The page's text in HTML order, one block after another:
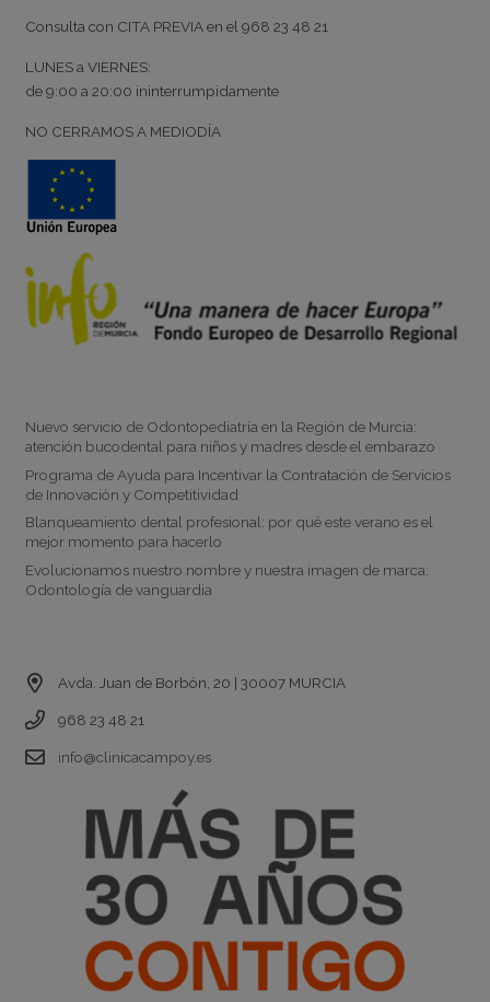
Consulta con CITA PREVIAen el 968 23 48 21
LUNES a VIERNES:
de9:00 a 20:00 ininterrumpidamente
NO CERRAMOS A MEDIODÍA
Nuevo servicio de Odontopediatría en la Región de Murcia:
atención bucodental para niños y madres desde el embarazo
Programa de Ayuda para Incentivar la Contratación de Servicios
de Innovación y Competitividad
Blanqueamiento dental profesional: por qué este verano es el
mejor momento para hacerlo
Evolucionamos nuestro nombre y nuestra imagen de marca:
Odontología de vanguardia
Avda. Juan de Borbón, 20 | 30007 MURCIA
968 23 48 21
info@clinicacampoy.es